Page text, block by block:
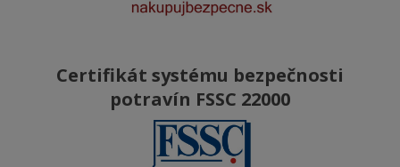
Certifikát systému bezpečnosti
potravín FSSC 22000